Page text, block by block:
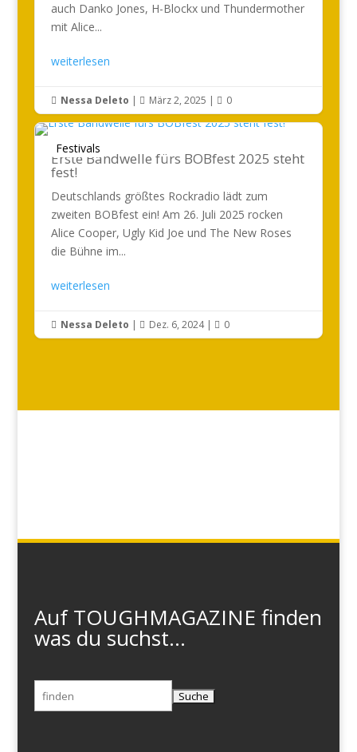
auch Danko Jones, H-Blockx und Thundermother
mit Alice...
weiterlesen
 Nessa Deleto |  März 2, 2025 |  0
Festivals
Erste Bandwelle fürs BOBfest 2025 steht
fest!
Deutschlands größtes Rockradio lädt zum
zweiten BOBfest ein! Am 26. Juli 2025 rocken
Alice Cooper, Ugly Kid Joe und The New Roses
die Bühne im...
weiterlesen
 Nessa Deleto |  Dez. 6, 2024|  0
Auf TOUGHMAGAZINE finden
was du suchst...
Suchen
nach: